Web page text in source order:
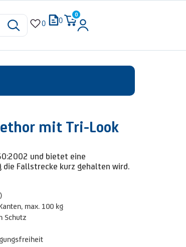
0 0 0
mit Tri-Look
und bietet eine
Fallstrecke kurz gehalten wird.
max. 100 kg
Schutz